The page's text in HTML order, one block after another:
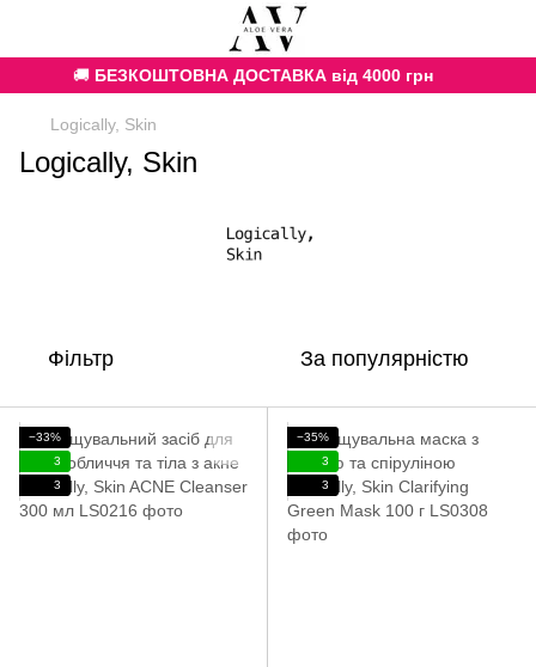
🚚 БЕЗКОШТОВНА ДОСТАВКА від 4000 грн
Logically, Skin
Logically, Skin
Фільтр За популярністю
−33%
3
3
−35%
3
3